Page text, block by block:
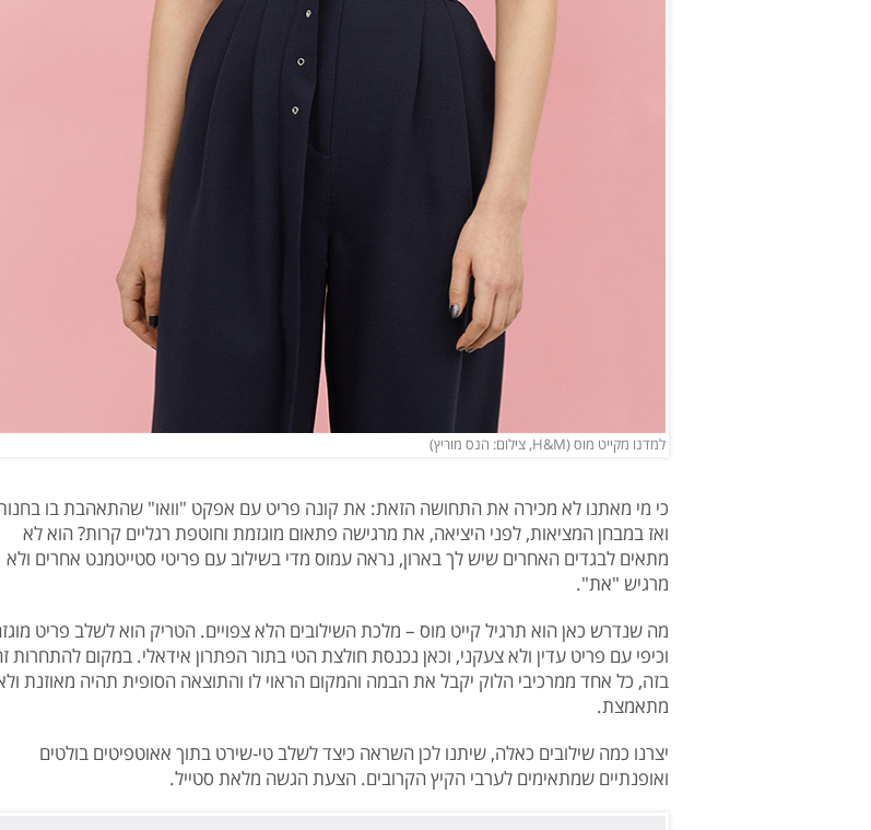
למדנו מקייט מוס (H&M, צילום: הנס מוריץ)
כי מי מאתנו לא מכירה את התחושה הזאת: את קונה פריט עם אפקט "וואו" שהתאהבת בו
ואז במבחן המציאות, לפני היציאה, את מרגישה פתאום מוגזמת וחוטפת רגליים קרות? הוא לא
מתאים לבגדים האחרים שיש לך בארון, נראה עמוס מדי בשילוב עם פריטי סטייטמנט אחרים ולא
מרגיש "את".
מה שנדרש כאן הוא תרגיל קייט מוס – מלכת השילובים הלא צפויים. הטריק הוא לשלב פריט
וכיפי עם פריט עדין ולא צעקני, וכאן נכנסת חולצת הטי בתור הפתרון אידאלי. במקום להתחרות
בזה, כל אחד ממרכיבי הלוק יקבל את הבמה והמקום הראוי לו והתוצאה הסופית תהיה מאוזנת
מתאמצת.
יצרנו כמה שילובים כאלה, שיתנו לכן השראה כיצד לשלב טי-שירט בתוך אאוטפיטים בולטים
ואופנתיים שמתאימים לערבי הקיץ הקרובים. הצעת הגשה מלאת סטייל.